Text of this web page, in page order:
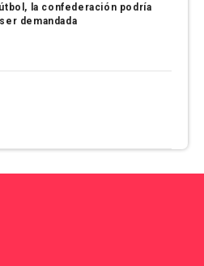
​​la confederación podría
demandada